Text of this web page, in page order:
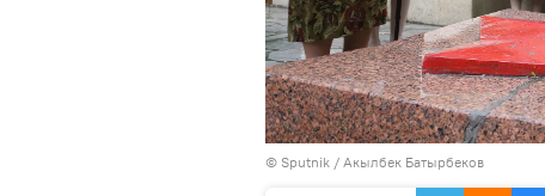
© Sputnik / Акылбек Батырбеков